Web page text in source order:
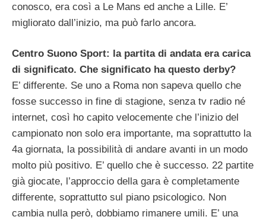
conosco, era così a Le Mans ed anche a Lille. E’
migliorato dall’inizio, ma può farlo ancora.
Centro Suono Sport: la partita di andata era carica
di significato. Che significato ha questo derby?
E’ differente. Se uno a Roma non sapeva quello che
fosse successo in fine di stagione, senza tv radio né
internet, così ho capito velocemente che l’inizio del
campionato non solo era importante, ma soprattutto la
4a giornata, la possibilità di andare avanti in un modo
molto più positivo. E’ quello che è successo. 22 partite
già giocate, l’approccio della gara è completamente
differente, soprattutto sul piano psicologico. Non
cambia nulla però, dobbiamo rimanere umili. E’ una